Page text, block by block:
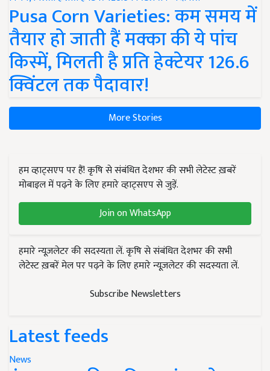
Pusa Corn Varieties: कम समय में
तैयार हो जाती हैं मक्का की ये पांच
किस्में, मिलती है प्रति हेक्टेयर 126.6
क्विंटल तक पैदावार!
More Stories
हम व्हाट्सएप पर हैं! कृषि से संबंधित देशभर की सभी लेटेस्ट ख़बरें
मोबाइल में पढ़ने के लिए हमारे व्हाट्सएप से जुड़ें.
Join on WhatsApp
हमारे न्यूज़लेटर की सदस्यता लें. कृषि से संबंधित देशभर की सभी
लेटेस्ट ख़बरें मेल पर पढ़ने के लिए हमारे न्यूज़लेटर की सदस्यता लें.
Subscribe Newsletters
Latest feeds
News